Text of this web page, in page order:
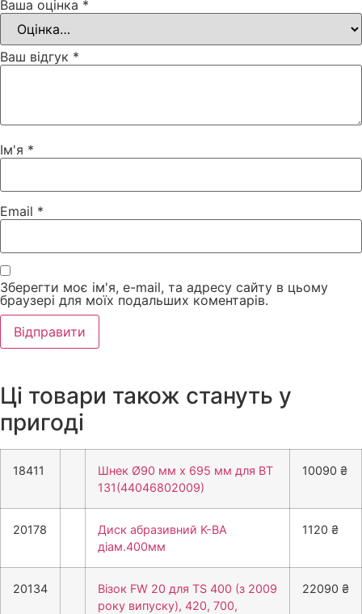
Ваша оцінка *
Ваш відгук *
Ім'я *
Email *
Зберегти моє ім'я, e-mail, та адресу сайту в цьому
браузері для моїх подальших коментарів.
Ці товари також стануть у
пригоді
18411
Шнек Ø90 мм х 695 мм для ВТ
131(44046802009)
10090 ₴
20178
Диск абразивний K-BA
діам.400мм
1120 ₴
20134
Візок FW 20 для TS 400 (з 2009
року випуску), 420, 700,
22090 ₴